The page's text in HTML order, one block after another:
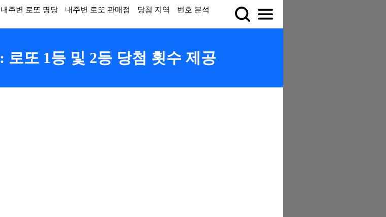
내주변 로또 명당 내주변 로또 판매점 당첨 지역
번호 분석
또 1등 및 2등 당첨 횟수 제공